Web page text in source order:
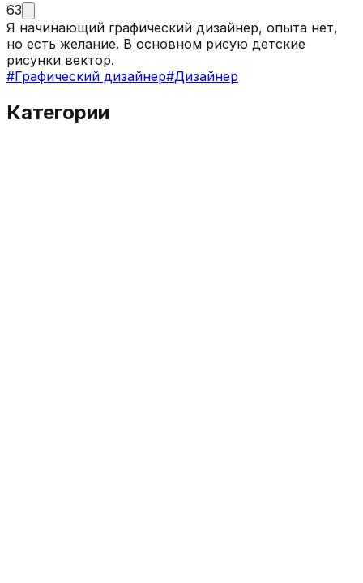
63
Я начинающий графический дизайнер, опыта нет,
но есть желание. В основном рисую детские
рисунки вектор.
#Графический дизайнер#Дизайнер
Категории